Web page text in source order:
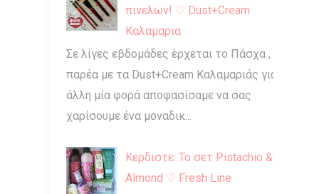
πινελων! ♡ Dust+Cream
Καλαμαρια
Σε λίγες εβδομάδες έρχεται το Πάσχα , και
παρέα με τα Dust+Cream Καλαμαριάς για
άλλη μία φορά αποφασίσαμε να σας
χαρίσουμε ένα μοναδικ...
Κερδιστε: Το σετ Pistachio &
Almond ♡ Fresh Line